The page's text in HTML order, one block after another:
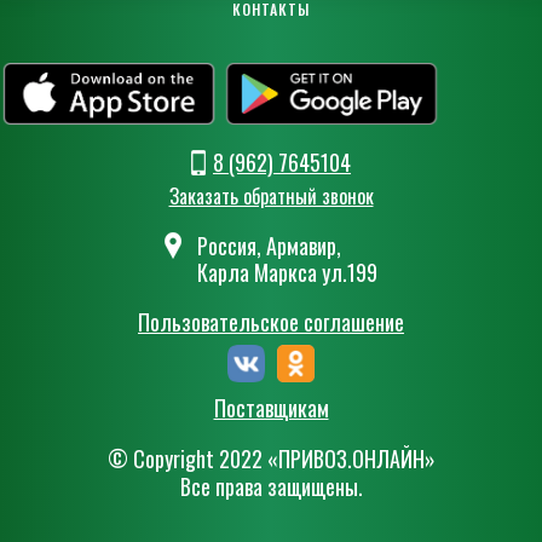
КОНТАКТЫ
8 (962) 7645104
Заказать обратный звонок
Россия, Армавир,
Карла Маркса ул.199
Пользовательское соглашение
Поставщикам
© Сopyright 2022 «ПРИВОЗ.ОНЛАЙН»
Все права защищены.